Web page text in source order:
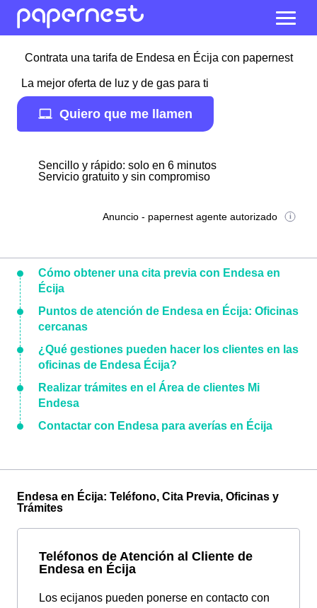
Contrata una tarifa de Endesa en Écija con papernest
La mejor oferta de luz y de gas para ti
Quiero que me llamen
Sencillo y rápido: solo en 6 minutos
Servicio gratuito y sin compromiso
Anuncio - papernest agente autorizado
Cómo obtener una cita previa con Endesa en
Écija
Puntos de atención de Endesa en Écija: Oficinas
cercanas
¿Qué gestiones pueden hacer los clientes en las
oficinas de Endesa Écija?
Realizar trámites en el Área de clientes Mi
Endesa
Contactar con Endesa para averías en Écija
Endesa en Écija: Teléfono, Cita Previa, Oficinas y
Trámites
Teléfonos de Atención al Cliente de
Endesa en Écija
Los ecijanos pueden ponerse en contacto con